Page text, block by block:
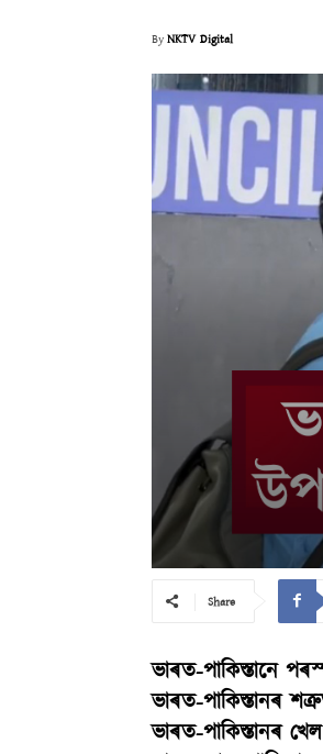
ByNKTV Digital
Share
ভাৰত-পাকিস্তানে
ভাৰত-পাকিস্তানৰ
ভাৰত-পাকিস্তানৰ